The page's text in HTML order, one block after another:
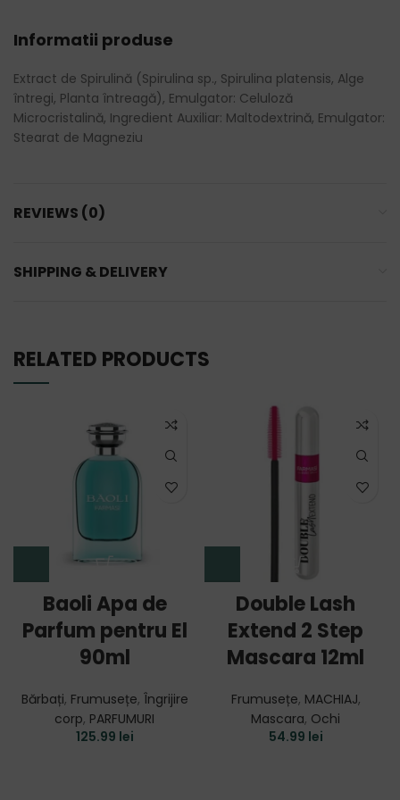
Informatii produse
Extract de Spirulină (Spirulina sp., Spirulina platensis, Alge
întregi, Planta întreagă), Emulgator: Celuloză
Microcristalină, Ingredient Auxiliar: Maltodextrină, Emulgator:
Stearat de Magneziu
REVIEWS (0)
SHIPPING & DELIVERY
RELATED PRODUCTS
Baoli Apa de
Parfum pentru El
90ml
Bărbați, Frumusețe, Îngrijire
corp, PARFUMURI
125.99 lei
Double Lash
Extend 2 Step
Mascara 12ml
Frumusețe, MACHIAJ,
Mascara, Ochi
54.99 lei